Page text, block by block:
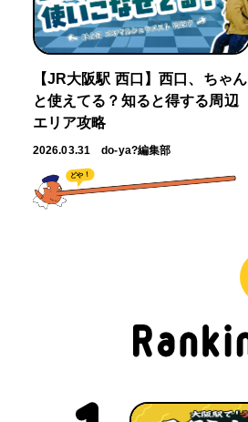
【JR大阪駅 西口】西口、ちゃん
と使えてる？知ると得する周辺
エリア攻略
2026.03.31 do-ya?編集部
どや！